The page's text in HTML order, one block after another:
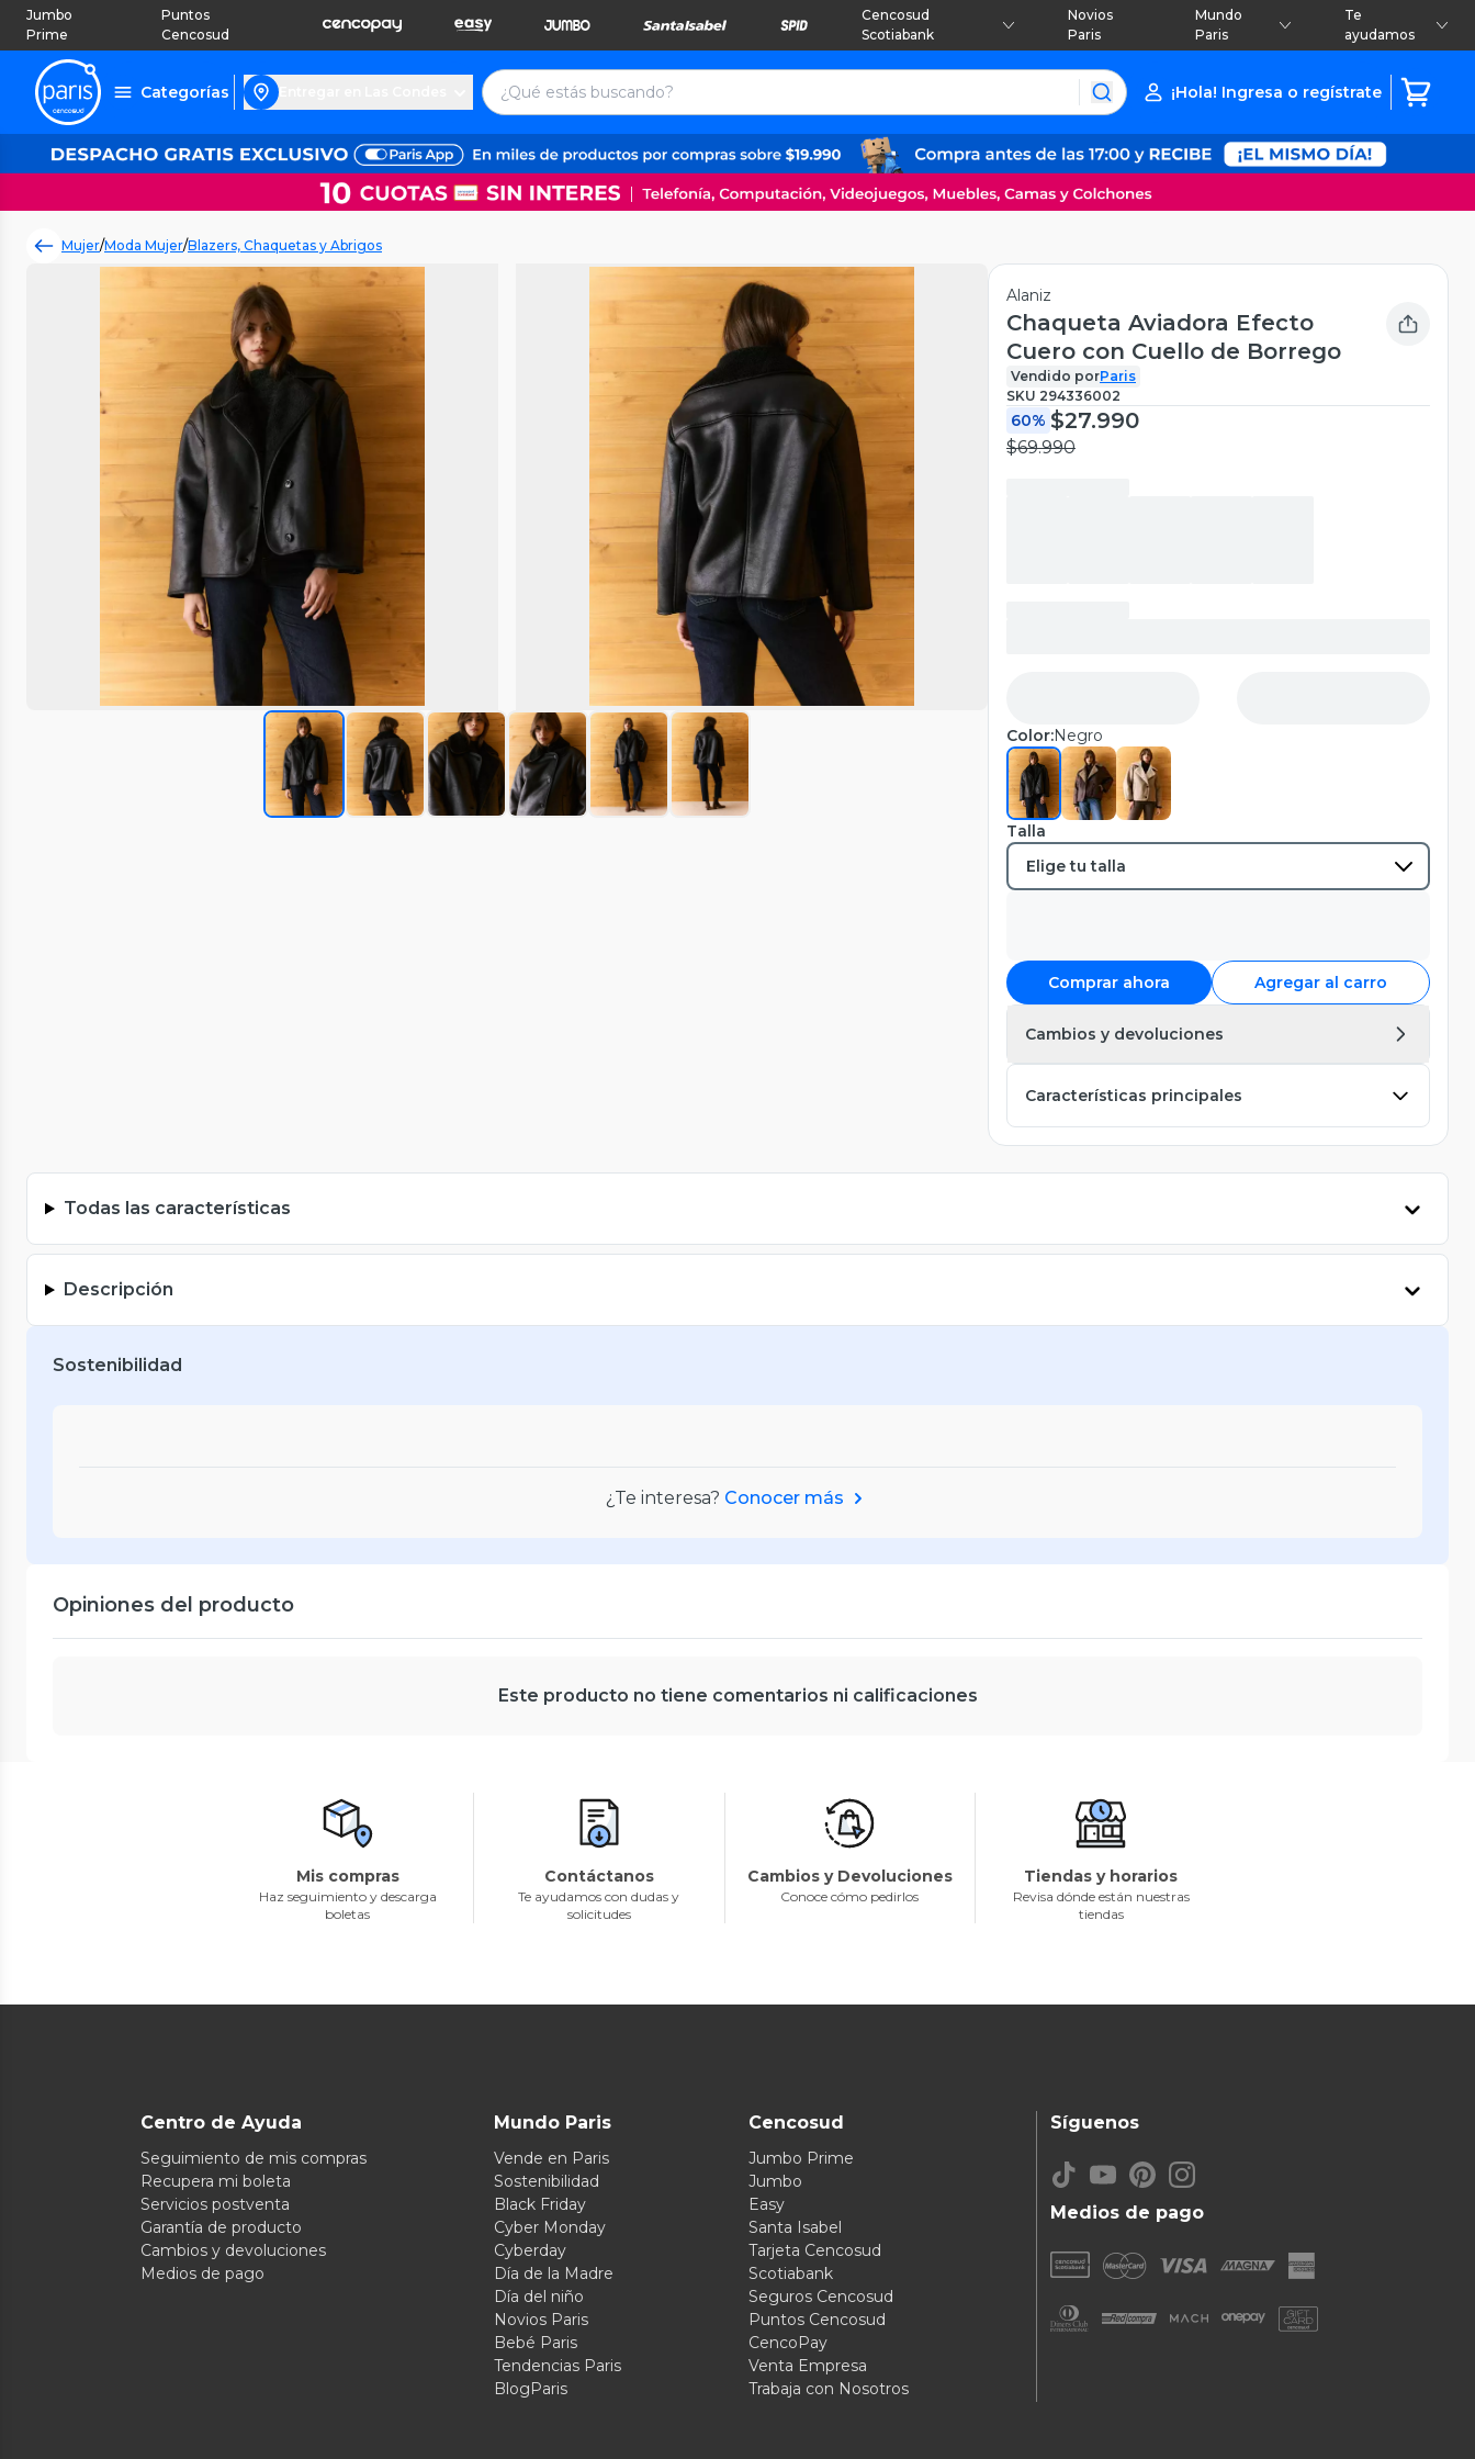
Jumbo
Prime
Puntos
Cencosud
Cencosud
Scotiabank
Novios
Paris
Mundo
Paris
Te
ayudamos
Categorías ¡Hola! Ingresa o regístrate
Mujer/Moda Mujer/Blazers, Chaquetas y Abrigos
Alaniz
Chaqueta Aviadora Efecto
Cuero con Cuello de Borrego
Vendido porParis
SKU 294336002
60% $27.990
$69.990
Color:Negro
Talla
Comprar ahora Agregar al carro
Cambios y devoluciones
Características principales
Todas las características
Descripción
Sostenibilidad
¿Te interesa? Conocer más
Opiniones del producto
Este producto no tiene comentarios ni calificaciones
Mis compras
Haz seguimiento y descarga
boletas
Contáctanos
Te ayudamos con dudas y
solicitudes
Cambios y Devoluciones
Conoce cómo pedirlos
Tiendas y horarios
Revisa dónde están nuestras
tiendas
Centro de Ayuda
Seguimiento de mis compras
Recupera mi boleta
Servicios postventa
Garantía de producto
Cambios y devoluciones
Medios de pago
Mundo Paris
Vende en Paris
Sostenibilidad
Black Friday
Cyber Monday
Cyberday
Día de la Madre
Día del niño
Novios Paris
Bebé Paris
Tendencias Paris
BlogParis
Cencosud
Jumbo Prime
Jumbo
Easy
Santa Isabel
Tarjeta Cencosud
Scotiabank
Seguros Cencosud
Puntos Cencosud
CencoPay
Venta Empresa
Trabaja con Nosotros
Medios de pago
Síguenos